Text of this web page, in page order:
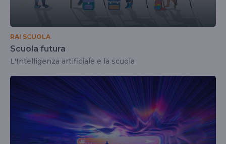
RAI SCUOLA
Scuola futura
L'Intelligenza artificiale e la scuola